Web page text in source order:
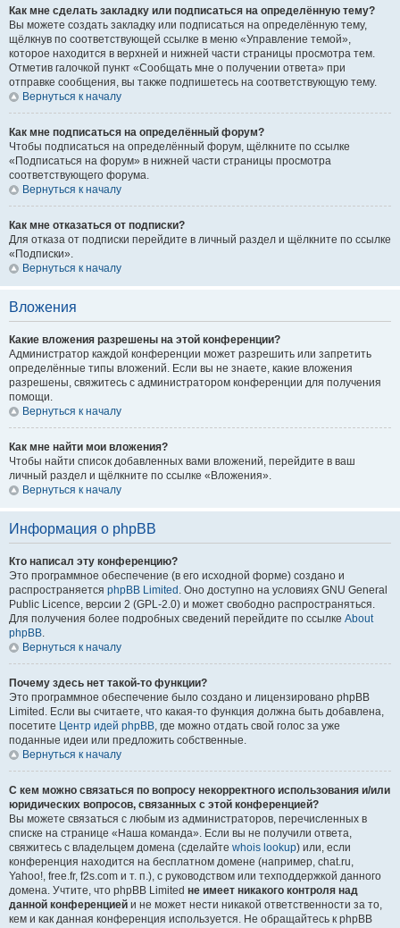
Как мне сделать закладку или подписаться на определённую тему?
Вы можете создать закладку или подписаться на определённую тему,
щёлкнув по соответствующей ссылке в меню «Управление темой»,
которое находится в верхней и нижней части страницы просмотра тем.
Отметив галочкой пункт «Сообщать мне о получении ответа» при
отправке сообщения, вы также подпишетесь на соответствующую тему.
Вернуться к началу
Как мне подписаться на определённый форум?
Чтобы подписаться на определённый форум, щёлкните по ссылке
«Подписаться на форум» в нижней части страницы просмотра
соответствующего форума.
Вернуться к началу
Как мне отказаться от подписки?
Для отказа от подписки перейдите в личный раздел и щёлкните по ссылке
«Подписки».
Вернуться к началу
Вложения
Какие вложения разрешены на этой конференции?
Администратор каждой конференции может разрешить или запретить
определённые типы вложений. Если вы не знаете, какие вложения
разрешены, свяжитесь с администратором конференции для получения
помощи.
Вернуться к началу
Как мне найти мои вложения?
Чтобы найти список добавленных вами вложений, перейдите в ваш
личный раздел и щёлкните по ссылке «Вложения».
Вернуться к началу
Информация о phpBB
Кто написал эту конференцию?
Это программное обеспечение (в его исходной форме) создано и
распространяется phpBB Limited . Оно доступно на условиях GNU General
Public Licence, версии 2 (GPL-2.0) и может свободно распространяться.
Для получения более подробных сведений перейдите по ссылке About
phpBB.
Вернуться к началу
Почему здесь нет такой-то функции?
Это программное обеспечение было создано и лицензировано phpBB
Limited. Если вы считаете, что какая-то функция должна быть добавлена,
посетите Центр идей phpBB, где можно отдать свой голос за уже
поданные идеи или предложить собственные.
Вернуться к началу
С кем можно связаться по вопросу некорректного использования и/или
юридических вопросов, связанных с этой конференцией?
Вы можете связаться с любым из администраторов, перечисленных в
списке на странице «Наша команда». Если вы не получили ответа,
свяжитесь с владельцем домена (сделайте whois lookup) или, если
конференция находится на бесплатном домене (например, chat.ru,
Yahoo!, free.fr, f2s.com и т. п.), с руководством или техподдержкой данного
домена. Учтите, что phpBB Limited не имеет никакого контроля над
данной конференцией и не может нести никакой ответственности за то,
кем и как данная конференция используется. Не обращайтесь к phpBB